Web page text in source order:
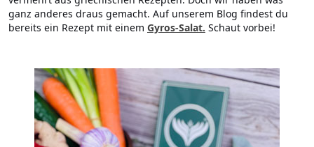
ganz anderes draus gemacht. Auf unserem Blog findest du
bereits ein Rezept mit einem Gyros-Salat. Schaut vorbei!